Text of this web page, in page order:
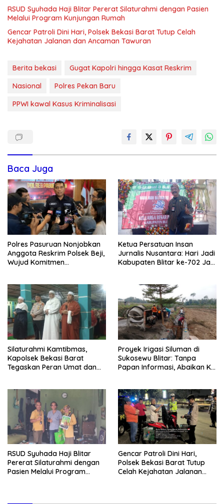
RSUD Syuhada Haji Blitar Pererat Silaturahmi dengan Pasien
Melalui Program Kunjungan Rumah
Gencar Patroli Dini Hari, Polsek Bekasi Barat Tutup Celah
Kejahatan Jalanan dan Ancaman Tawuran
Berita bekasi
Gugat Kapolri hingga Kasat Reskrim
Nasional
Polres Pekan Baru
PPWI kawal Kasus Kriminalisasi
Baca Juga
Polres Pasuruan Nonjobkan
Anggota Reskrim Polsek Beji,
Wujud Komitmen
Ketua Persatuan Insan
Jurnalis Nusantara: Hari Jadi
Kabupaten Blitar ke-702 Jadi
Silaturahmi Kamtibmas,
Kapolsek Bekasi Barat
Tegaskan Peran Umat dan
Proyek Irigasi Siluman di
Sukosewu Blitar: Tanpa
Papan Informasi, Abaikan K3,
RSUD Syuhada Haji Blitar
Pererat Silaturahmi dengan
Pasien Melalui Program
Gencar Patroli Dini Hari,
Polsek Bekasi Barat Tutup
Celah Kejahatan Jalanan